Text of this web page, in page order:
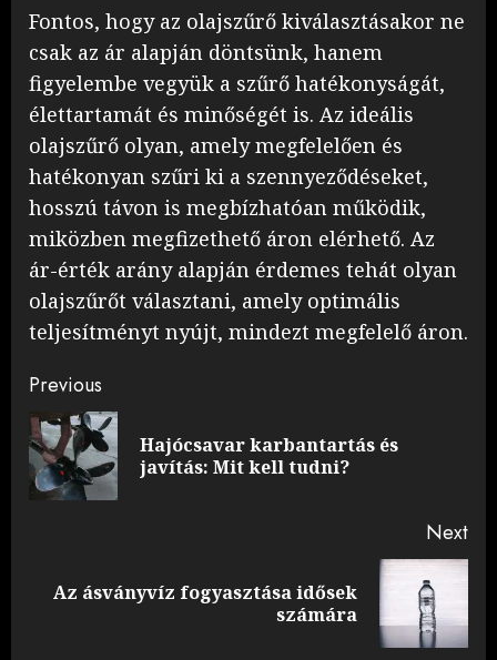
Fontos, hogy az olajszűrő kiválasztásakor ne
csak az ár alapján döntsünk, hanem
figyelembe vegyük a szűrő hatékonyságát,
élettartamát és minőségét is. Az ideális
olajszűrő olyan, amely megfelelően és
hatékonyan szűri ki a szennyeződéseket,
hosszú távon is megbízhatóan működik,
miközben megfizethető áron elérhető. Az
ár-érték arány alapján érdemes tehát olyan
olajszűrőt választani, amely optimális
teljesítményt nyújt, mindezt megfelelő áron.
Post
navigation
Previous
Hajócsavar karbantartás és
javítás: Mit kell tudni?
Next
Next
Az ásványvíz fogyasztása idősek
számára